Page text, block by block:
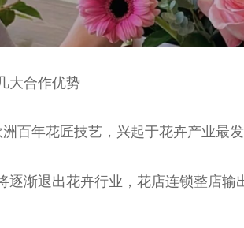
大合作优势
百年花匠技艺，兴起于花卉产业最
逐渐退出花卉行业，花店连锁整店输